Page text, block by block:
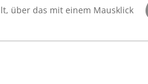
über das mit einem Mausklick